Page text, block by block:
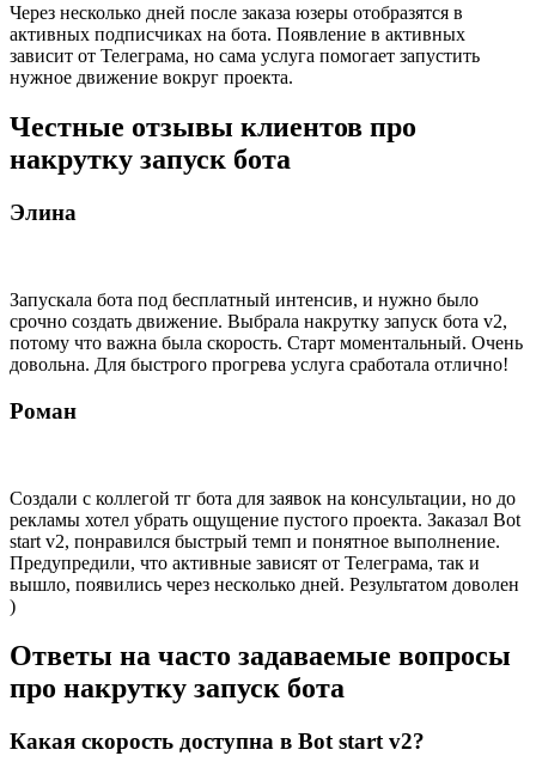
Через несколько дней после заказа юзеры отобразятся в
активных подписчиках на бота. Появление в активных
зависит от Телеграма, но сама услуга помогает запустить
нужное движение вокруг проекта.
Честные отзывы клиентов про
накрутку запуск бота
Элина
Запускала бота под бесплатный интенсив, и нужно было
срочно создать движение. Выбрала накрутку запуск бота v2,
потому что важна была скорость. Старт моментальный. Очень
довольна. Для быстрого прогрева услуга сработала отлично!
Роман
Создали с коллегой тг бота для заявок на консультации, но до
рекламы хотел убрать ощущение пустого проекта. Заказал Bot
start v2, понравился быстрый темп и понятное выполнение.
Предупредили, что активные зависят от Телеграма, так и
вышло, появились через несколько дней. Результатом доволен
)
Ответы на часто задаваемые вопросы
про накрутку запуск бота
Какая скорость доступна в Bot start v2?